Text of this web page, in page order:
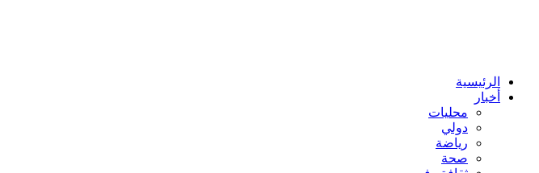
الرئيسية
أخبار
محليات
دولي
رياضة
صحة